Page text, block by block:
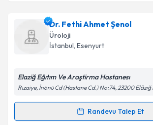
Ass. Dr. Tarık Çiçekiçin randevu
oluşturun. Size bu uzmandan randevu
takvim hazırlandığında e-posta ile
Kişisel verilerimin işlenmesine ilişkin
Metni'ni okudum ve kişisel
Dr. Fethi Ahmet Şenol
Üroloji
İstanbul, Esenyurt
Elaziğ Eğıtım Ve Araştirma Hastanesı
Rızaiye, İnönü Cd (Hastane Cd.) No:74, 23200
Randevu Talep Et
Randevu Takvimi Talebi